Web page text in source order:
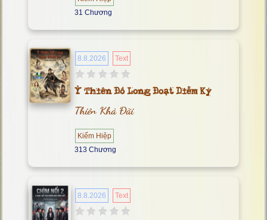
31 Chương
8.8.2026 Text
Ỷ Thiên Đồ Long Đoạt Diễm Ký
Thiên Khả Đãi
Kiếm Hiệp
313 Chương
8.8.2026 Text